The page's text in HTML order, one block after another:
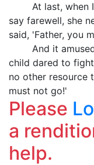
At last, when I
say farewell, she
said, 'Father, you
And it amused
child dared to
no other resource
must not go!'
Please
a
help.